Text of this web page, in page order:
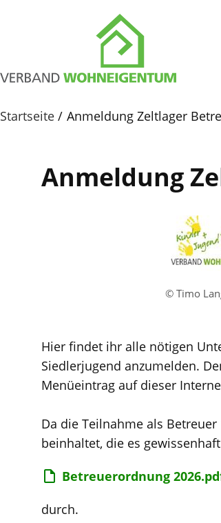
Startseite Anmeldung Zeltlager
Anmeldung
© Timo
Hier findet ihr alle nötigen
Siedlerjugend anzumelden.
Menüeintrag auf dieser
Da die Teilnahme als
beinhaltet, die es
Betreuerordnung
durch.